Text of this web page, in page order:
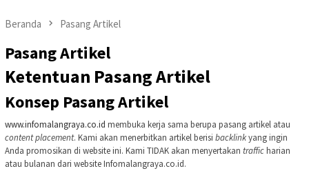
Beranda Pasang Artikel
Pasang Artikel
Ketentuan Pasang Artikel
Konsep Pasang Artikel
www.infomalangraya.co.id membuka kerja sama berupa pasang artikel atau
content placement. Kami akan menerbitkan artikel berisi backlinkyang ingin
Anda promosikan di website ini. Kami TIDAK akan menyertakan trafficharian
atau bulanan dari website Infomalangraya.co.id.